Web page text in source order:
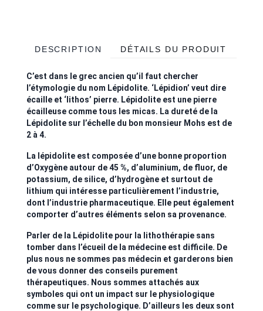
DESCRIPTION DÉTAILS DU PRODUIT
C’est dans le grec ancien qu’il faut chercher
l’étymologie du nom Lépidolite. ‘Lépidion’ veut dire
écaille et ‘lithos’ pierre. Lépidolite est une pierre
écailleuse comme tous les micas. La dureté de la
Lépidolite sur l’échelle du bon monsieur Mohs est de
2 à 4.
La lépidolite est composée d’une bonne proportion
d’Oxygène autour de 45 %, d’aluminium, de fluor, de
potassium, de silice, d’hydrogène et surtout de
lithium qui intéresse particulièrement l’industrie,
dont l’industrie pharmaceutique. Elle peut également
comporter d’autres éléments selon sa provenance.
Parler de la Lépidolite pour la lithothérapie sans
tomber dans l’écueil de la médecine est difficile. De
plus nous ne sommes pas médecin et garderons bien
de vous donner des conseils purement
thérapeutiques. Nous sommes attachés aux
symboles qui ont un impact sur le physiologique
comme sur le psychologique. D’ailleurs les deux sont